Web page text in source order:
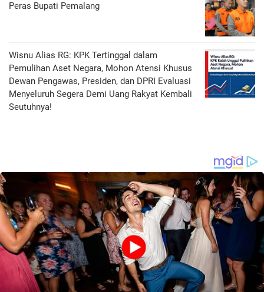
Peras Bupati Pemalang
Wisnu Alias RG: KPK Tertinggal dalam
Pemulihan Aset Negara, Mohon Atensi Khusus
Dewan Pengawas, Presiden, dan DPRI Evaluasi
Menyeluruh Segera Demi Uang Rakyat Kembali
Seutuhnya!